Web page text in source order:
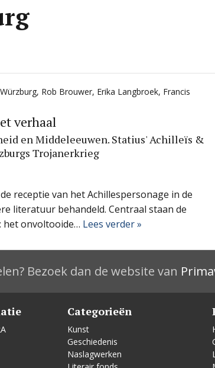
, Rob Brouwer, Erika Langbroek, Francis
verhaal
en Middeleeuwen. Statius' Achilleïs &
Trojanerkrieg
receptie van het Achillespersonage in de
literatuur behandeld. Centraal staan de
het onvoltooide… Lees verder »
Bezoek dan de website van
Categorieën
Kunst
Geschiedenis
Naslagwerken